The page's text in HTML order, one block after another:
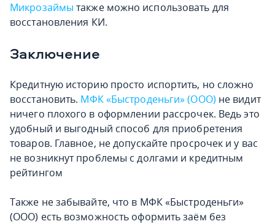
Микрозаймы также можно использовать для
восстановления КИ.
Заключение
Кредитную историю просто испортить, но сложно
восстановить. МФК «Быстроденьги» (ООО) не видит
ничего плохого в оформлении рассрочек. Ведь это
удобный и выгодный способ для приобретения
товаров. Главное, не допускайте просрочек и у вас
не возникнут проблемы с долгами и кредитным
рейтингом
Также не забывайте, что в МФК «Быстроденьги»
(ООО) есть возможность оформить заём без